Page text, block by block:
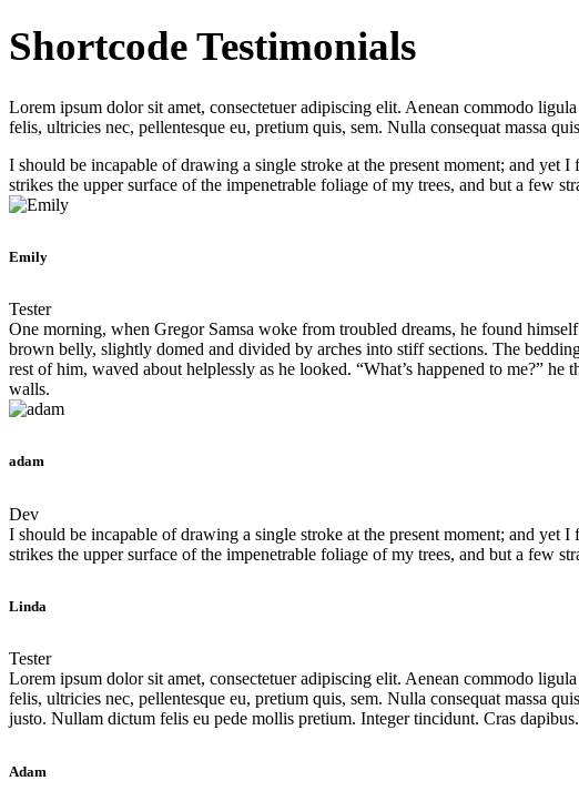
Shortcode Testimonials
Lorem ipsum dolor sit amet, consectetuer adipiscing elit. Aenean commodo
felis, ultricies nec, pellentesque eu, pretium quis, sem. Nulla consequat massa
I should be incapable of drawing a single stroke at the present moment; and
strikes the upper surface of the impenetrable foliage of my trees, and but a few
Emily
Tester
One morning, when Gregor Samsa woke from troubled dreams, he found
brown belly, slightly domed and divided by arches into stiff sections. The
rest of him, waved about helplessly as he looked. “What’s happened to me?”
walls.
adam
Dev
I should be incapable of drawing a single stroke at the present moment; and
strikes the upper surface of the impenetrable foliage of my trees, and but a few
Linda
Tester
Lorem ipsum dolor sit amet, consectetuer adipiscing elit. Aenean commodo
felis, ultricies nec, pellentesque eu, pretium quis, sem. Nulla consequat massa
justo. Nullam dictum felis eu pede mollis pretium. Integer tincidunt. Cras
Adam